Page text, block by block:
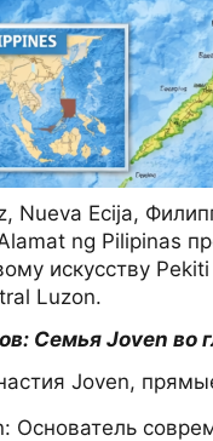
Nueva Ecija,
ng Pilipinas
искусству
Luzon.
Семья Joven во
Joven,
Основатель